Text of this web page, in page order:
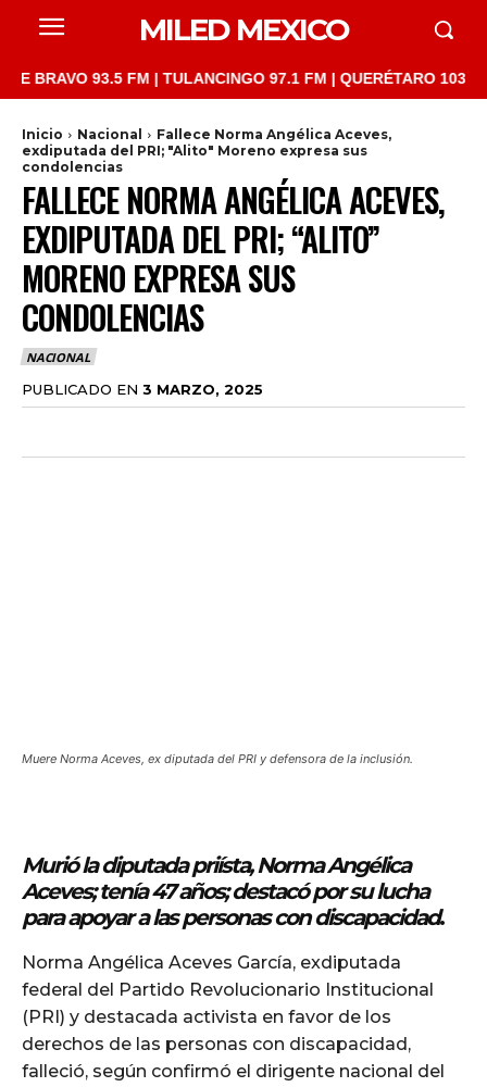
MILED MEXICO
93.5 FM | TULANCINGO 97.1 FM | QUERÉTARO 103.1 FM |
Inicio Nacional
Fallece Norma Angélica Aceves,
exdiputada del PRI; "Alito" Moreno expresa sus
condolencias
FALLECE NORMA ANGÉLICA ACEVES,
EXDIPUTADA DEL PRI; “ALITO”
MORENO EXPRESA SUS
CONDOLENCIAS
NACIONAL
PUBLICADO EN 3 MARZO, 2025
Muere Norma Aceves, ex diputada del PRI y defensora de la inclusión.
Murió la diputada priísta, Norma Angélica
Aceves; tenía 47 años; destacó por su lucha
para apoyar a las personas con discapacidad.
Norma Angélica Aceves García, exdiputada
federal del Partido Revolucionario Institucional
(PRI) y destacada activista en favor de los
derechos de las personas con discapacidad,
falleció, según confirmó el dirigente nacional del